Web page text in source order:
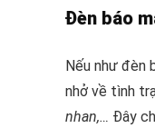
Đèn báo
Nếu như đèn
nhở về tình
nhan,… Đây